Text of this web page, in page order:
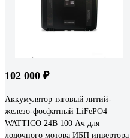
102 000 ₽
Аккумулятор тяговый литий-
железо-фосфатный LiFePO4
WATTICO 24В 100 Ач для
лодочного мотора ИБП инвертора